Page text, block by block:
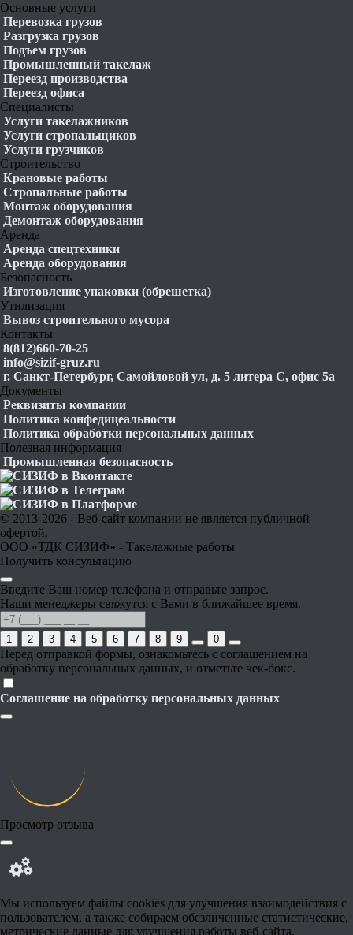
Основные услуги
Перевозка грузов
Разгрузка грузов
Подъем грузов
Промышленный такелаж
Переезд производства
Переезд офиса
Специалисты
Услуги такелажников
Услуги стропальщиков
Услуги грузчиков
Строительство
Крановые работы
Стропальные работы
Монтаж оборудования
Демонтаж оборудования
Аренда
Аренда спецтехники
Аренда оборудования
Безопасность
Изготовление упаковки (обрешетка)
Утилизация
Вывоз строительного мусора
Контакты
8(812)660-70-25
info@sizif-gruz.ru
г. Санкт-Петербург, Самойловой ул, д. 5 литера С, офис 5а
Документы
Реквизиты компании
Политика конфедицеальности
Политика обработки персональных данных
Полезная информация
Промышленная безопасность
© 2013-2026 - Веб-сайт компании не является публичной
офертой.
ООО «ТДК СИЗИФ» - Такелажные работы
Получить консультацию
Введите Ваш номер телефона и отправьте запрос.
Наши менеджеры свяжутся с Вами в ближайшее время.
1 2 3 4 5 6 7 8 9 0
Перед отправкой формы, ознакомьтесь с соглашением на
обработку персональных данных, и отметьте чек-бокс.
Соглашение на обработку персональных данных
Просмотр отзыва
Мы используем файлы cookies для улучшения взаимодействия с
пользователем, а также собираем обезличенные статистические,
метрические данные для улучшения работы веб-сайта.